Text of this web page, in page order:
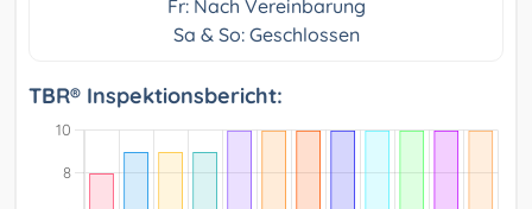
Fr: Nach Vereinbarung
Sa & So: Geschlossen
TBR® Inspektionsbericht: